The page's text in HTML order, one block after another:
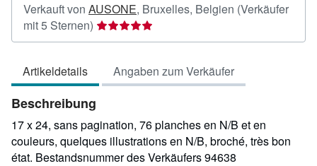
Verkauft von AUSONE, Bruxelles, Belgien (Verkäufer
mit 5 Sternen) Verkäuferbewertung
5
Sternen
Artikeldetails Angaben zum Verkäufer
Beschreibung
17 x 24, sans pagination, 76 planches en N/B et en
couleurs, quelques illustrations en N/B, broché, très bon
état. Bestandsnummer des Verkäufers 94638